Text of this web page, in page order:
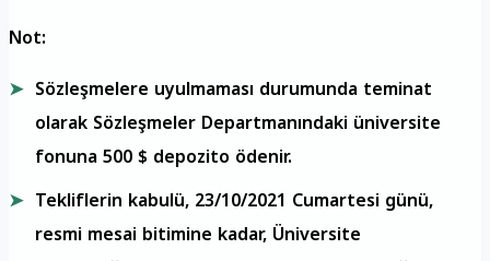
Not:
Sözleşmelere uyulmaması durumunda teminat
olarak Sözleşmeler Departmanındaki üniversite
fonuna 500 $ depozito ödenir.
Tekliflerin kabulü, 23/10/2021 Cumartesi günü,
resmi mesai bitimine kadar, Üniversite